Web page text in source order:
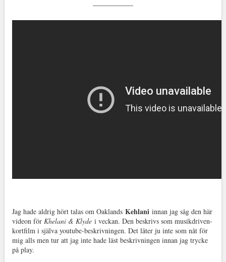
Jag hade aldrig hört talas om Oaklands Kehlani innan jag såg den här
videon för Khelani & Klyde i veckan. Den beskrivs som musikdriven-
kortfilm i själva youtube-beskrivningen. Det låter ju inte som nåt för
mig alls men tur att jag inte hade läst beskrivningen innan jag trycke
på play.